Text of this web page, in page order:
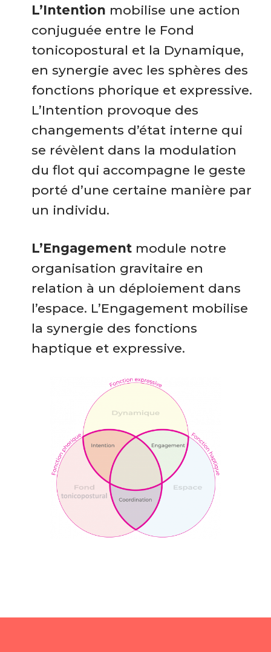
L’Intention mobilise une action
conjuguée entre le Fond
tonicopostural et la Dynamique,
en synergie avec les sphères des
fonctions phorique et expressive.
L’Intention provoque des
changements d’état interne qui
se révèlent dans la modulation
du flot qui accompagne le geste
porté d’une certaine manière par
un individu.
L’Engagement module notre
organisation gravitaire en
relation à un déploiement dans
l’espace. L’Engagement mobilise
la synergie des fonctions
haptique et expressive.